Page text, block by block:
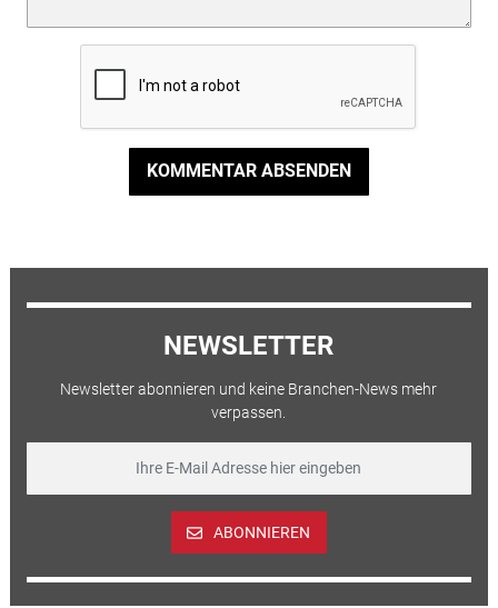
KOMMENTAR ABSENDEN
NEWSLETTER
Newsletter abonnieren und keine Branchen-News mehr
verpassen.
ABONNIEREN